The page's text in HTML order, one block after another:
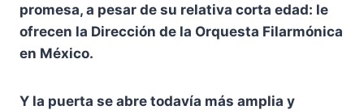
promesa, a pesar de su relativa corta edad: le
ofrecen la Dirección de la Orquesta Filarmónica
en México.
Y la puerta se abre todavía más amplia y